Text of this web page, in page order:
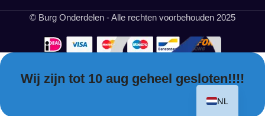
© Burg Onderdelen - Alle rechten voorbehouden 2025
Wij zijn tot 10 aug geheel gesloten!!!!
NL
EN